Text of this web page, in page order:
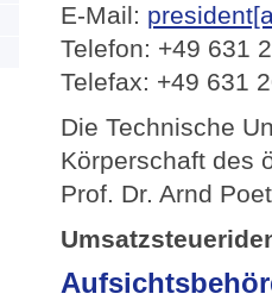
E-Mail:
Telefon: +49 631
Telefax: +49 631
Die Technische
Körperschaft des
Prof. Dr. Arnd